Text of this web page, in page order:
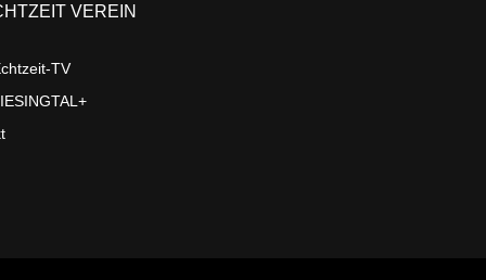
VEREIN
TV